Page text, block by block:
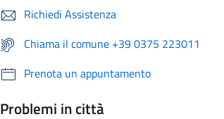
Richiedi Assistenza
Chiama il comune +39 0375 223011
Prenota un appuntamento
Problemi in città